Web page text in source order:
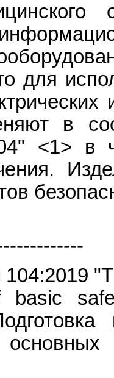
для
в
<1> в